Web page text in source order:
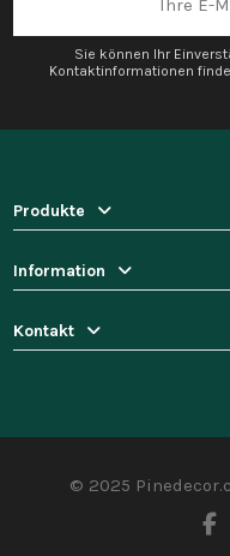
Sie können Ihr
Kontaktinformationen
Produkte
Information
Kontakt
© 2025